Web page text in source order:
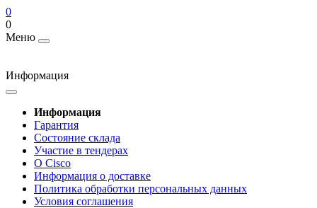
0
0
Меню
Информация
Информация
Гарантия
Состояние склада
Участие в тендерах
О Cisco
Информация о доставке
Политика обработки персональных данных
Условия соглашения